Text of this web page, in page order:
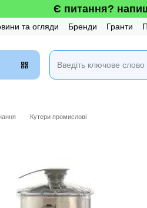
Є питання?
та огляди Бренди Гранти
Кутери промислові